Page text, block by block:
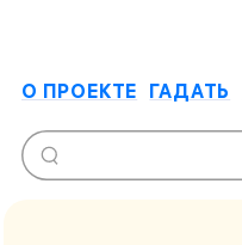
О ПРОЕКТЕ ГАДАТЬ